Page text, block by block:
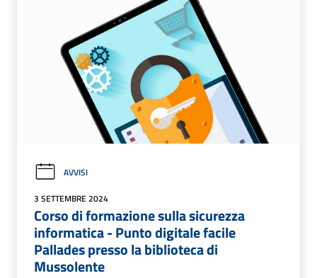
AVVISI
3 SETTEMBRE 2024
Corso di formazione sulla sicurezza
informatica - Punto digitale facile
Pallades presso la biblioteca di
Mussolente